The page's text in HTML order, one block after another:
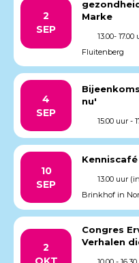
2
SEP
Marke
13.00- 17.00
Fluitenberg
4
SEP
nu'
15:00 uur -
10
SEP
Kenniscafé
13.00 uur
Brinkhof in
2
Congres
Verhalen